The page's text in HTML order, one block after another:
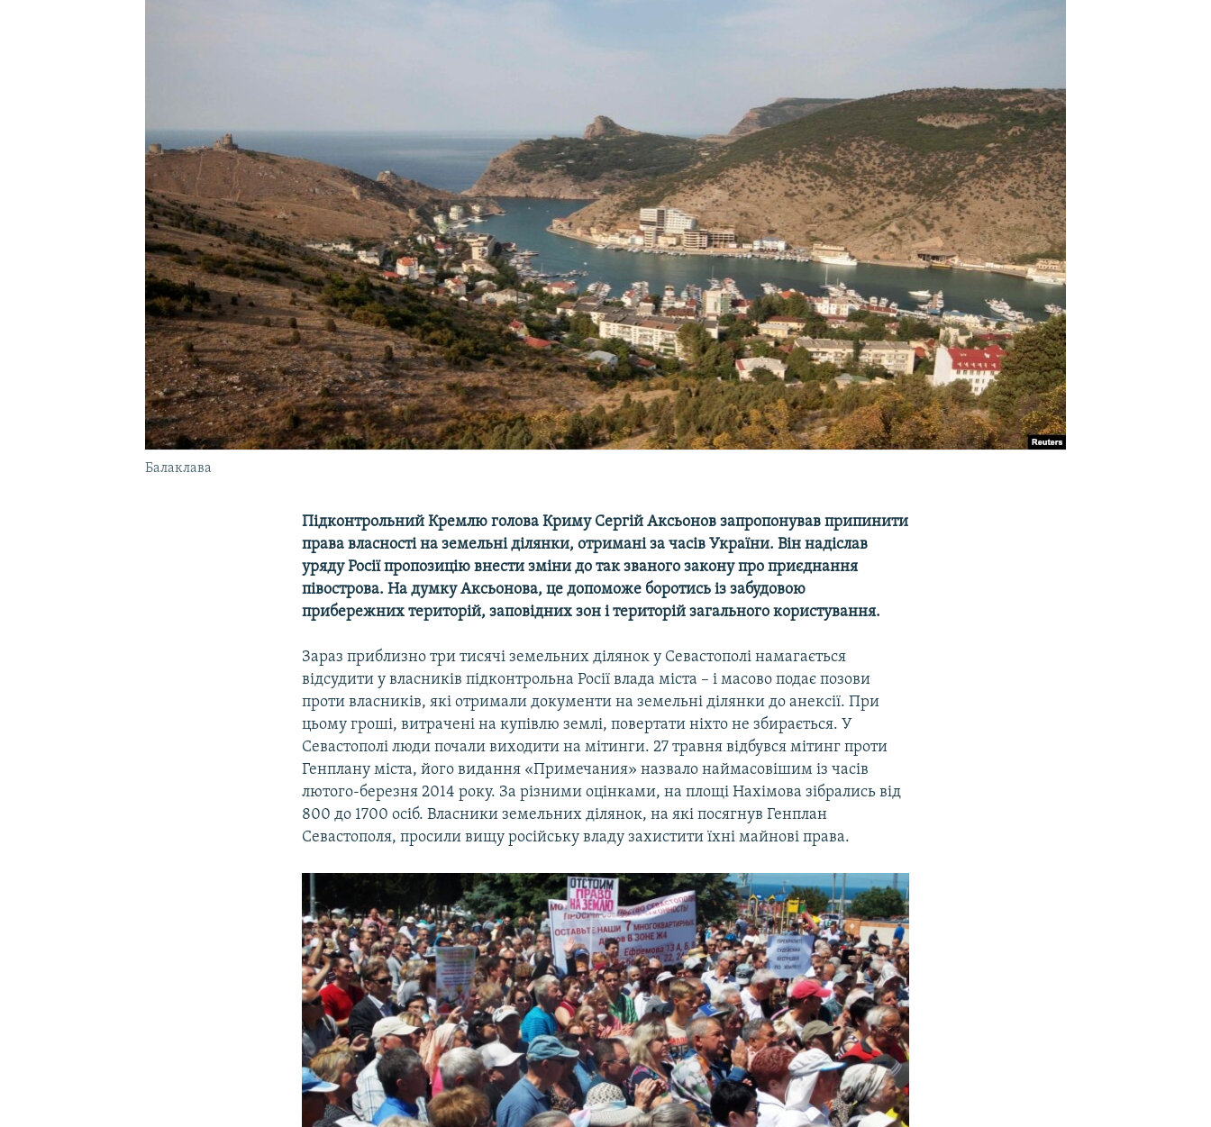
Балаклава
Підконтрольний Кремлю голова Криму Сергій Аксьонов запропонував припинити
права власності на земельні ділянки, отримані за часів України. Він надіслав
уряду Росії пропозицію внести зміни до так званого закону про приєднання
півострова. На думку Аксьонова, це допоможе боротись із забудовою
прибережних територій, заповідних зон і територій загального користування.
Зараз приблизно три тисячі земельних ділянок у Севастополі намагається
відсудити у власників підконтрольна Росії влада міста – і масово подає позови
проти власників, які отримали документи на земельні ділянки до анексії. При
цьому гроші, витрачені на купівлю землі, повертати ніхто не збирається. У
Севастополі люди почали виходити на мітинги. 27 травня відбувся мітинг проти
Генплану міста, його видання «Примечания» назвало наймасовішим із часів
лютого-березня 2014 року. За різними оцінками, на площі Нахімова зібрались від
800 до 1700 осіб. Власники земельних ділянок, на які посягнув Генплан
Севастополя, просили вищу російську владу захистити їхні майнові права.